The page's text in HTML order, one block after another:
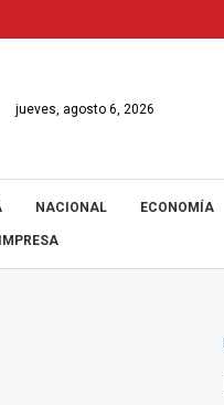
jueves, agosto 6, 2026
NACIONAL ECONOMÍA